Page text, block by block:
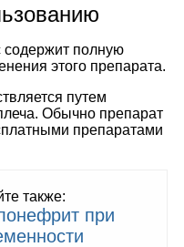
содержит полную
этого препарата.
путем
Обычно препарат
препаратами
также:
при